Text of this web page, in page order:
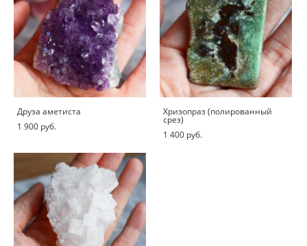
Друза аметиста
1 900 pуб.
Хризопраз (полированный
срез)
1 400 pуб.